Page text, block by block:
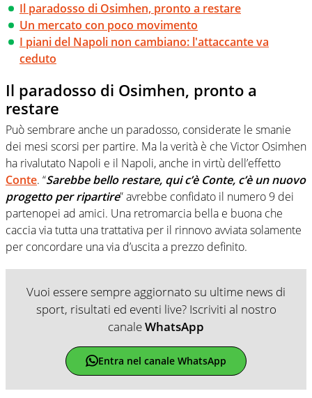
Il paradosso di Osimhen, pronto a restare
Un mercato con poco movimento
I piani del Napoli non cambiano: l'attaccante va
ceduto
Il paradosso di Osimhen, pronto a
restare
Può sembrare anche un paradosso, considerate le smanie
dei mesi scorsi per partire. Ma la verità è che Victor Osimhen
ha rivalutato Napoli e il Napoli, anche in virtù dell’effetto
Conte. “Sarebbe bello restare, qui c’è Conte, c’è un nuovo
progetto per ripartire” avrebbe confidato il numero 9 dei
partenopei ad amici. Una retromarcia bella e buona che
caccia via tutta una trattativa per il rinnovo avviata solamente
per concordare una via d’uscita a prezzo definito.
Vuoi essere sempre aggiornato su ultime news di
sport, risultati ed eventi live? Iscriviti al nostro
canaleWhatsApp
Entra nel canale WhatsApp